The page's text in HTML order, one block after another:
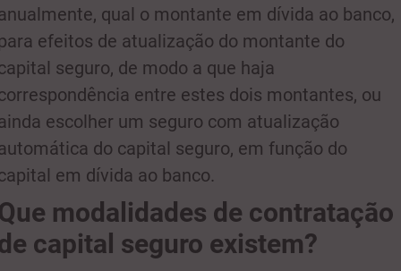
qual o montante em dívida ao banco,
efeitos de atualização do montante do
seguro, de modo a que haja
entre estes dois montantes, ou
escolher um seguro com atualização
do capital seguro, em função do
em dívida ao banco.
modalidades de contratação
capital seguro existem?